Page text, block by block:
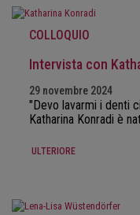
COLLOQUIO
Intervista con
29 novembre 2024
"Devo lavarmi i denti
Katharina Konradi è
ULTERIORE